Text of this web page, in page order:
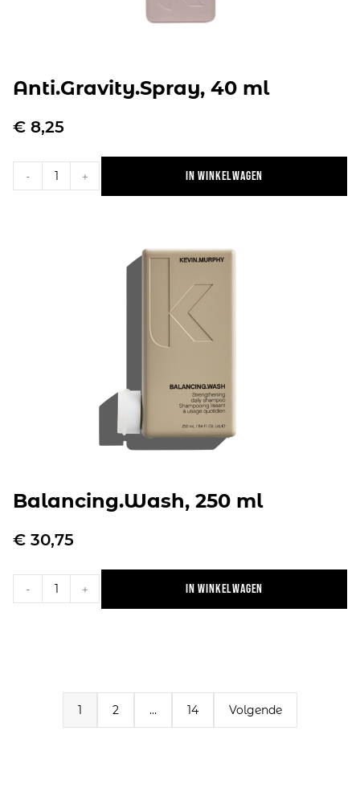
Anti.Gravity.Spray, 40 ml
€ 8,25
- + In winkelwagen
Balancing.Wash, 250 ml
€ 30,75
- + In winkelwagen
1 2 … 14 Volgende